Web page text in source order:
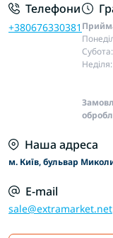
Телефони
+380676330381
Наша адреса
м. Київ, бульвар
E-mail
sale@extramarket.net